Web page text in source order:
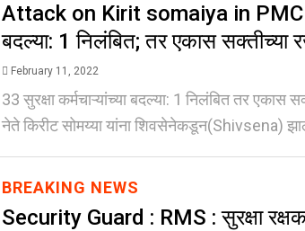
Attack on Kirit somaiya in PMC :
बदल्या: 1 निलंबित; तर एकास सक्तीच्या
February 11, 2022
33 सुरक्षा कर्मचाऱ्यांच्या बदल्या: 1 निलंबित तर एकास
नेते किरीट सोमय्या यांना शिवसेनेकडून(Shivsena)
BREAKING NEWS
Security Guard : RMS : सुरक्षा